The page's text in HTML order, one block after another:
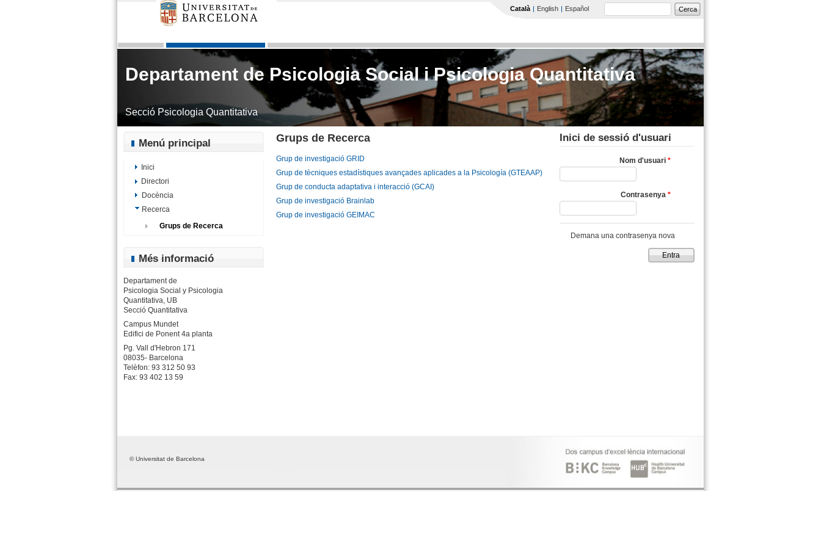
Català English Español Cerca
Departament de Psicologia Social i Psicologia Quantitativa
Secció Psicologia Quantitativa
Menú principal
Inici
Directori
Docència
Recerca
Grups de Recerca
Més informació
Departament de
Psicologia Social y Psicologia
Quantitativa, UB
Secció Quantitativa
Campus Mundet
Edifici de Ponent 4a planta
Pg. Vall d'Hebron 171
08035- Barcelona
Telèfon: 93 312 50 93
Fax: 93 402 13 59
Grups de Recerca
Grup de investigació GRID
Grup de tècniques estadístiques avançades aplicades a la Psicología (GTEAAP)
Grup de conducta adaptativa i interacció (GCAI)
Grup de investigació Brainlab
Grup de investigació GEIMAC
Inici de sessió d'usuari
Nom d'usuari *
Contrasenya *
Demana una contrasenya nova
© Universitat de Barcelona